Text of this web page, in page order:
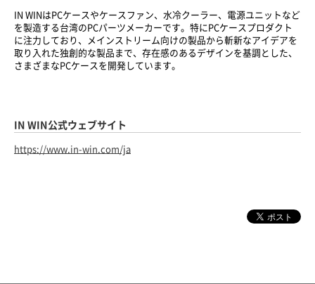
IN WINはPCケースやケースファン、水冷クーラー、電源ユニットなど
を製造する台湾のPCパーツメーカーです。特にPCケースプロダクト
に注力しており、メインストリーム向けの製品から斬新なアイデアを
取り入れた独創的な製品まで、存在感のあるデザインを基調とした、
さまざまなPCケースを開発しています。
IN WIN公式ウェブサイト
https://www.in-win.com/ja